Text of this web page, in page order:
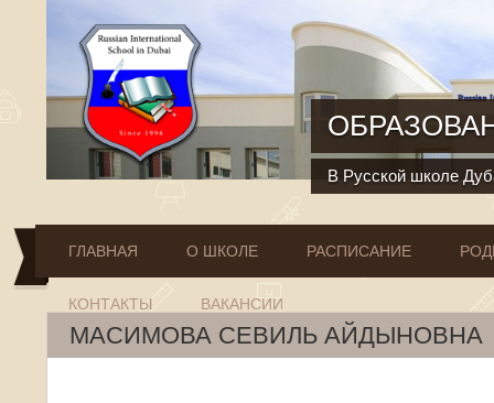
В Русской школе
ГЛАВНАЯ О ШКОЛЕ РАСПИСАНИЕ
КОНТАКТЫ ВАКАНСИИ
МАСИМОВА СЕВИЛЬ АЙДЫНОВНА